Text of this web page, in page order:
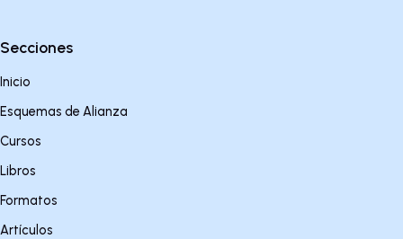
Secciones
Inicio
Esquemas de Alianza
Cursos
Libros
Formatos
Artículos